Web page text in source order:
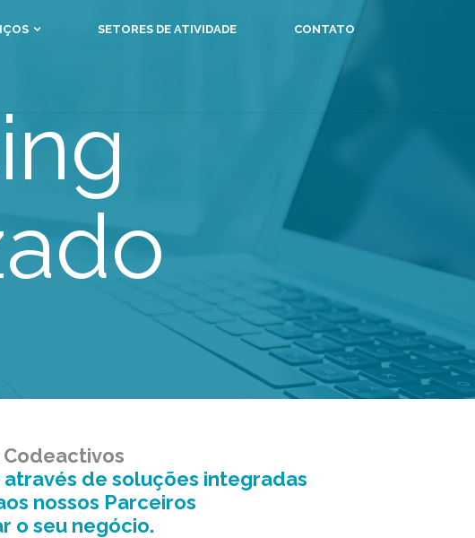
SETORES DE ATIVIDADE CONTATO
Codeactivos
de soluções integradas
nossos Parceiros
o seu negócio.